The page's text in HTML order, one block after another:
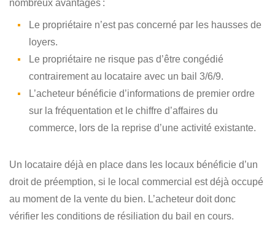
nombreux avantages :
Le propriétaire n’est pas concerné par les hausses de
loyers.
Le propriétaire ne risque pas d’être congédié
contrairement au locataire avec un bail 3/6/9.
L’acheteur bénéficie d’informations de premier ordre
sur la fréquentation et le chiffre d’affaires du
commerce, lors de la reprise d’une activité existante.
Un locataire déjà en place dans les locaux bénéficie d’un
droit de préemption, si le local commercial est déjà occupé
au moment de la vente du bien. L’acheteur doit donc
vérifier les conditions de résiliation du bail en cours.